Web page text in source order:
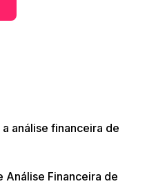
análise financeira de
Análise Financeira de